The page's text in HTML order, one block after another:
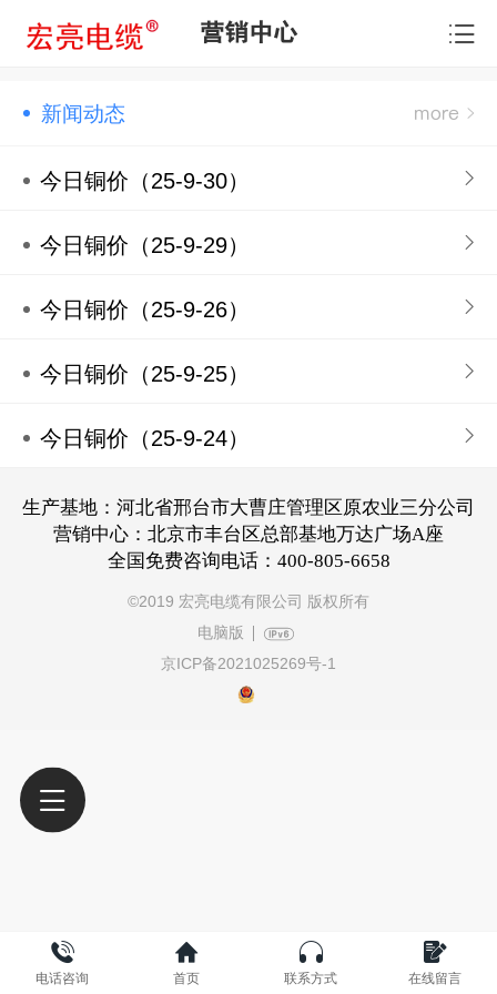
营销中心
新闻动态
今日铜价（25-9-30）
今日铜价（25-9-29）
今日铜价（25-9-26）
今日铜价（25-9-25）
今日铜价（25-9-24）
生产基地：河北省邢台市大曹庄管理区原农业三分公司
营销中心：北京市丰台区总部基地万达广场A座
全国免费咨询电话：400-805-6658
©2019 宏亮电缆有限公司 版权所有
电脑版
京ICP备2021025269号-1
电话咨询 首页 联系方式 在线留言